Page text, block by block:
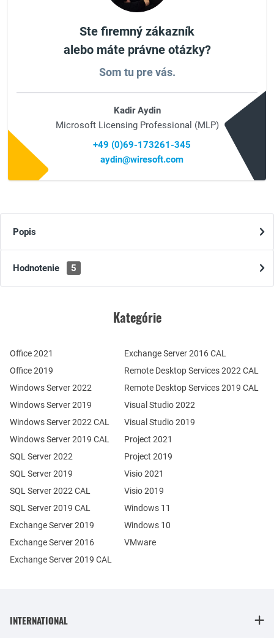
Ste firemný zákazník
alebo máte právne otázky?
Som tu pre vás.
Kadir Aydin
Microsoft Licensing Professional (MLP)
+49 (0)69-173261-345
aydin@wiresoft.com
Popis
Hodnotenie 5
Kategórie
Office 2021
Office 2019
Windows Server 2022
Windows Server 2019
Exchange Server 2019
Exchange Server 2016
SQL Server 2022
SQL Server 2019
Windows Server 2022 CAL
Windows Server 2019 CAL
SQL Server 2022 CAL
SQL Server 2019 CAL
Remote Desktop Services 2022 CAL
Remote Desktop Services 2019 CAL
Exchange Server 2019 CAL
Exchange Server 2016 CAL
Visual Studio 2022
Visual Studio 2019
Project 2021
Project 2019
Visio 2021
Visio 2019
Windows 11
Windows 10
VMware
INTERNATIONAL